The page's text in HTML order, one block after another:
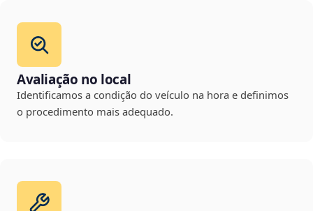
Avaliação no local
Identificamos a condição do veículo na hora e definimos
o procedimento mais adequado.